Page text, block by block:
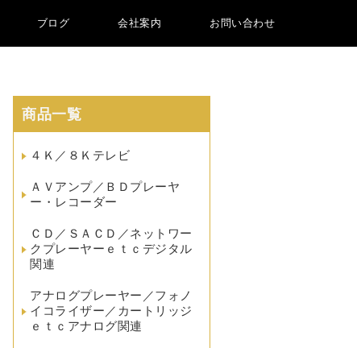
ブログ 会社案内 お問い合わせ
商品一覧
４Ｋ／８Ｋテレビ
ＡＶアンプ／ＢＤプレーヤ
ー・レコーダー
ＣＤ／ＳＡＣＤ／ネットワー
クプレーヤーｅｔｃデジタル
関連
アナログプレーヤー／フォノ
イコライザー／カートリッジ
ｅｔｃアナログ関連